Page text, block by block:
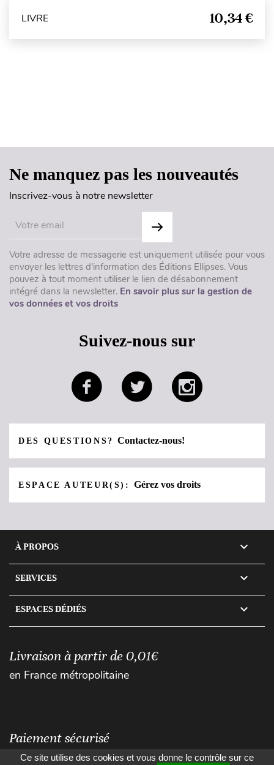
LIVRE 10,34 €
Ne manquez pas les nouveautés
Inscrivez-vous à notre newsletter
Votre adresse de messagerie est uniquement utilisée pour vous
envoyer les lettres d'information des Éditions Ellipses. Vous
pouvez à tout moment utiliser le lien de désabonnement
intégré dans la newsletter. En savoir plus sur la gestion de
vos données et vos droits
Suivez-nous sur
DES QUESTIONS?Contactez-nous!
ESPACE AUTEUR(S):Gérez vos droits
À PROPOS 
SERVICES 
ESPACES DÉDIÉS 
Livraison à partir de 0,01€
en France métropolitaine
Paiement sécurisé
Ce site utilise des cookies et vous donne le contrôle sur ce